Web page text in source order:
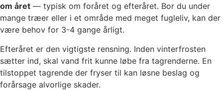
om året — typisk om foråret og efteråret. Bor du under
mange træer eller i et område med meget fugleliv, kan der
være behov for 3-4 gange årligt.
Efteråret er den vigtigste rensning. Inden vinterfrosten
sætter ind, skal vand frit kunne løbe fra tagrenderne. En
tilstoppet tagrende der fryser til kan løsne beslag og
forårsage alvorlige skader.